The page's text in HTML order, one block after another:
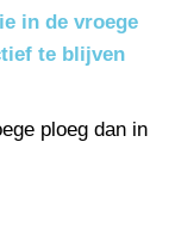
in de vroege
te blijven
ploeg dan in